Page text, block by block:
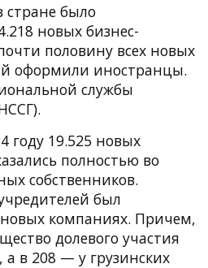
было
новых бизнес-
половину всех новых
оформили иностранцы.
службы
году 19.525 новых
полностью во
собственников.
был
компаниях. Причем,
долевого участия
в 208 — у грузинских